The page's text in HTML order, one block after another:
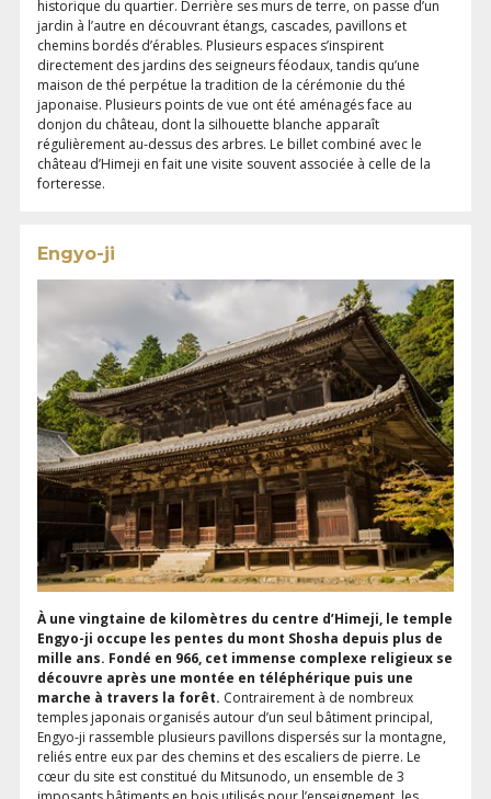
historique du quartier. Derrière ses murs de terre, on passe d’un
jardin à l’autre en découvrant étangs, cascades, pavillons et
chemins bordés d’érables. Plusieurs espaces s’inspirent
directement des jardins des seigneurs féodaux, tandis qu’une
maison de thé perpétue la tradition de la cérémonie du thé
japonaise. Plusieurs points de vue ont été aménagés face au
donjon du château, dont la silhouette blanche apparaît
régulièrement au-dessus des arbres. Le billet combiné avec le
château d’Himeji en fait une visite souvent associée à celle de la
forteresse.
Engyo-ji
À une vingtaine de kilomètres du centre d’Himeji, le temple
Engyo-ji occupe les pentes du mont Shosha depuis plus de
mille ans. Fondé en 966, cet immense complexe religieux se
découvre après une montée en téléphérique puis une
marche à travers la forêt. Contrairement à de nombreux
temples japonais organisés autour d’un seul bâtiment principal,
Engyo-ji rassemble plusieurs pavillons dispersés sur la montagne,
reliés entre eux par des chemins et des escaliers de pierre. Le
cœur du site est constitué du Mitsunodo, un ensemble de 3